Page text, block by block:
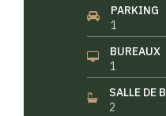
PARKING
1
BUREAUX
1
SALLE DE
2